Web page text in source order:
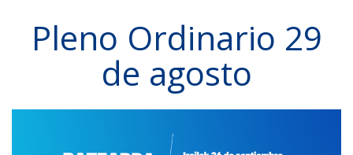
Pleno Ordinario 29
de agosto